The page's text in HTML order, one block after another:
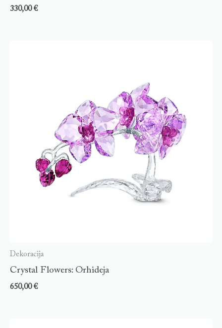
330,00€
Dekoracija
Crystal Flowers: Orhideja
650,00€